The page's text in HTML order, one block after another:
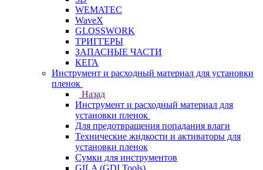
WEMATEC
WaveX
GLOSSWORK
ТРИГГЕРЫ
ЗАПАСНЫЕ ЧАСТИ
КЕГА
Инструмент и расходный материал для установки
пленок
Назад
Инструмент и расходный материал для
установки пленок
Для предотвращения попадания влаги
Технические жидкости и активаторы для
установки пленок
Сумки для инструментов
GILA (GDI Tools)